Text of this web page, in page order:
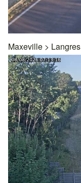
Maxeville > Langres